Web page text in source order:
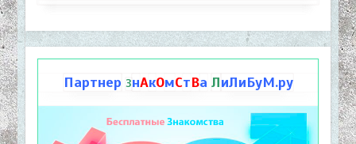
Партнер ЗнАкОмСтВа ЛиЛиБуМ.ру